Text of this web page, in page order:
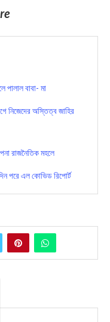
পালাল বাবা- মা
অস্তিত্ব জাহির
রাজনৈতিক মহলে
পরে এল কোভিড রিপোর্ট